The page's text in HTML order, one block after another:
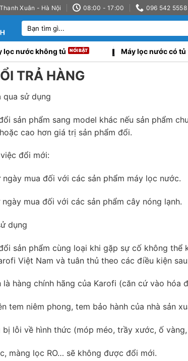
Xuân - Hà Nội 08:00 - 17:00 096 542 5558
Tìm
kiếm:
lọc nước không tủ Máy lọc nước có tủ
TRẢ HÀNG
qua sử dụng
sản phẩm sang model khác nếu sản phẩm
cao hơn giá trị sản phẩm đổi.
đổi mới:
mua đối với các sản phẩm máy lọc nước.
mua đối với các sản phẩm cây nóng lạnh.
dụng
sản phẩm cùng loại khi gặp sự cố không
Việt Nam và tuân thủ theo các điều kiện
hàng chính hãng của Karofi (căn cứ vào
tem niêm phong, tem bảo hành của nhà sản
bị lỗi về hình thức (móp méo, trầy xước, ố
màng lọc RO… sẽ không được đổi mới.